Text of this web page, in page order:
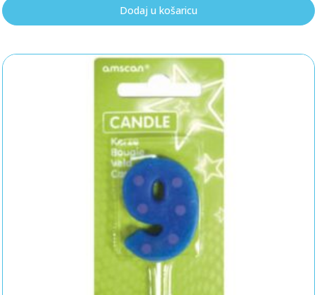
Dodaj u košaricu